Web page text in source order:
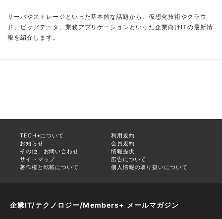
サーバやストレージといった基本的な話題から、仮想化技術やクラウ
ド、ビッグデータ、業務アプリケーションといった企業向けITの最新情
報を紹介します。
TECH+について
利用規約
お知らせ
会員規約
その他、お問い合わせ
情報提供
サイトマップ
広告について
著作権と転載について
個人情報の取り扱いについて
企業IT/テクノロジー/Members+ メールマガジン